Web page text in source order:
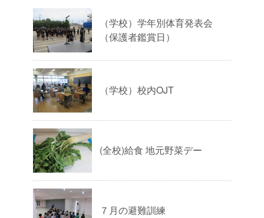
（学校）学年別体育発表会
（保護者鑑賞日）
（学校）校内OJT
(全校)給食 地元野菜デー
７月の避難訓練